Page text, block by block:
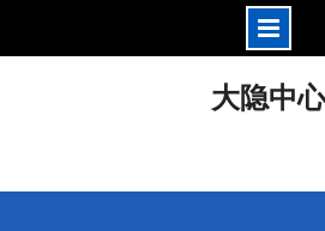
大隐中心